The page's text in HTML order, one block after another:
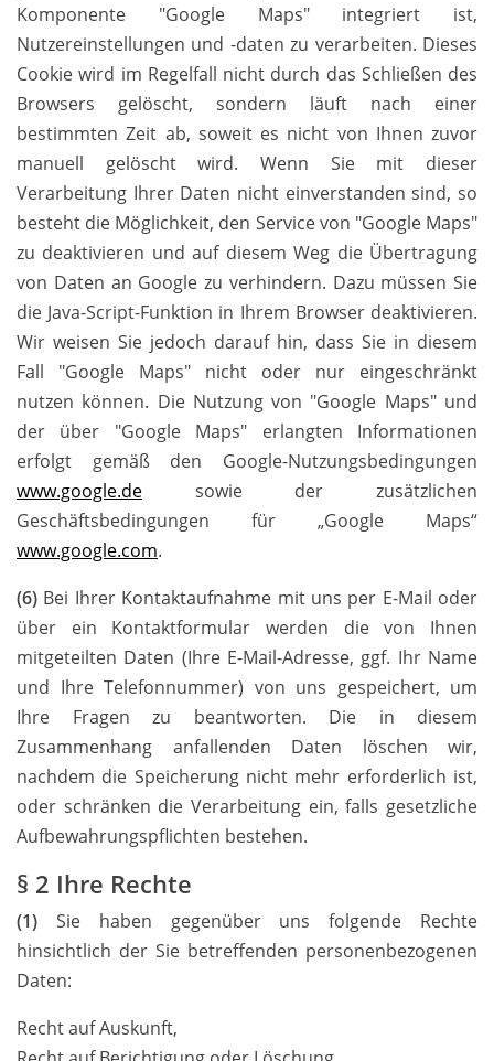
Komponente "Google Maps" integriert ist,
Nutzereinstellungen und -daten zu verarbeiten. Dieses
Cookie wird im Regelfall nicht durch das Schließen des
Browsers gelöscht, sondern läuft nach einer
bestimmten Zeit ab, soweit es nicht von Ihnen zuvor
manuell gelöscht wird. Wenn Sie mit dieser
Verarbeitung Ihrer Daten nicht einverstanden sind, so
besteht die Möglichkeit, den Service von "Google Maps"
zu deaktivieren und auf diesem Weg die Übertragung
von Daten an Google zu verhindern. Dazu müssen Sie
die Java-Script-Funktion in Ihrem Browser deaktivieren.
Wir weisen Sie jedoch darauf hin, dass Sie in diesem
Fall "Google Maps" nicht oder nur eingeschränkt
nutzen können. Die Nutzung von "Google Maps" und
der über "Google Maps" erlangten Informationen
erfolgt gemäß den Google-Nutzungsbedingungen
www.google.de sowie der zusätzlichen
Geschäftsbedingungen für „Google Maps“
www.google.com.
(6) Bei Ihrer Kontaktaufnahme mit uns per E-Mail oder
über ein Kontaktformular werden die von Ihnen
mitgeteilten Daten (Ihre E-Mail-Adresse, ggf. Ihr Name
und Ihre Telefonnummer) von uns gespeichert, um
Ihre Fragen zu beantworten. Die in diesem
Zusammenhang anfallenden Daten löschen wir,
nachdem die Speicherung nicht mehr erforderlich ist,
oder schränken die Verarbeitung ein, falls gesetzliche
Aufbewahrungspflichten bestehen.
§ 2 Ihre Rechte
(1) Sie haben gegenüber uns folgende Rechte
hinsichtlich der Sie betreffenden personenbezogenen
Daten:
Recht auf Auskunft,